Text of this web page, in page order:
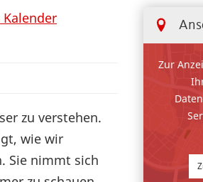
Zur
zu verstehen.
wie wir
Sie nimmt sich